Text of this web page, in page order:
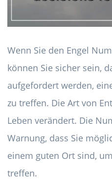
Wenn Sie den Engel
können Sie sicher sein,
aufgefordert werden,
zu treffen. Die Art von
Leben verändert. Die
Warnung, dass Sie
einem guten Ort sind,
treffen.